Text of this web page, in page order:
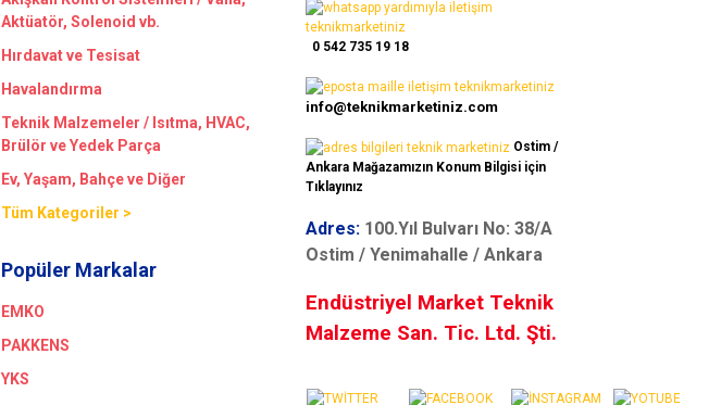
Aktüatör, Solenoid vb.
Hırdavat ve Tesisat
Havalandırma
Teknik Malzemeler / Isıtma, HVAC,
Brülör ve Yedek Parça
Ev, Yaşam, Bahçe ve Diğer
Tüm Kategoriler >
Popüler Markalar
EMKO
PAKKENS
YKS
0 542 735 19 18
info@teknikmarketiniz.com
Ostim /
Ankara Mağazamızın Konum Bilgisi için
Tıklayınız
Adres: 100.Yıl Bulvarı No: 38/A
Ostim / Yenimahalle / Ankara
Endüstriyel Market Teknik
Malzeme San. Tic. Ltd. Şti.